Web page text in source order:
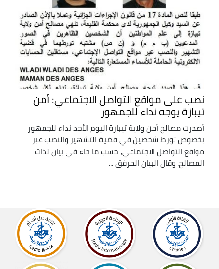
نصب على مواقع التواصل الاجتماعي: أمن
تيبازة يوجه نداء للجمهور
أصدرت مصالح أمن ولاية تيبازة اليوم الأحد نداء للجمهور
بخصوص تورط شخصين في قضية التشهير والنصب عبر
مواقع التواصل الاجتماعي، حسب ما جاء في بيان لذات
المصالح. وقال البيان المرفق ...